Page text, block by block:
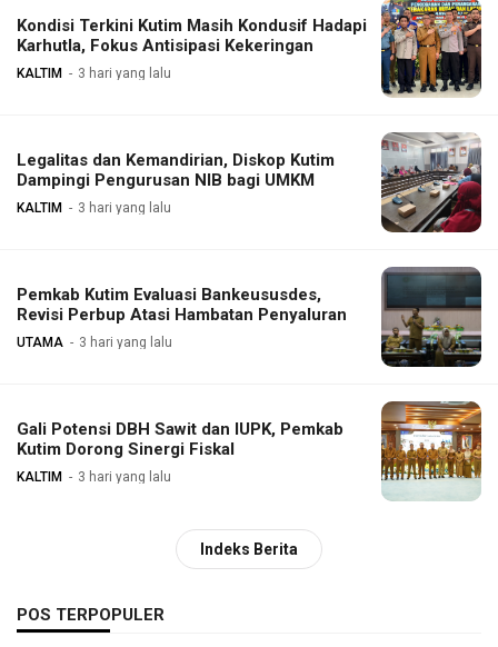
Kondisi Terkini Kutim Masih Kondusif Hadapi
Karhutla, Fokus Antisipasi Kekeringan
KALTIM 3 hari yang lalu
Legalitas dan Kemandirian, Diskop Kutim
Dampingi Pengurusan NIB bagi UMKM
KALTIM 3 hari yang lalu
Pemkab Kutim Evaluasi Bankeususdes,
Revisi Perbup Atasi Hambatan Penyaluran
UTAMA 3 hari yang lalu
Gali Potensi DBH Sawit dan IUPK, Pemkab
Kutim Dorong Sinergi Fiskal
KALTIM 3 hari yang lalu
Indeks Berita
POS TERPOPULER